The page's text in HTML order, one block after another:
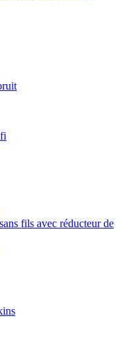
fils avec réducteur de